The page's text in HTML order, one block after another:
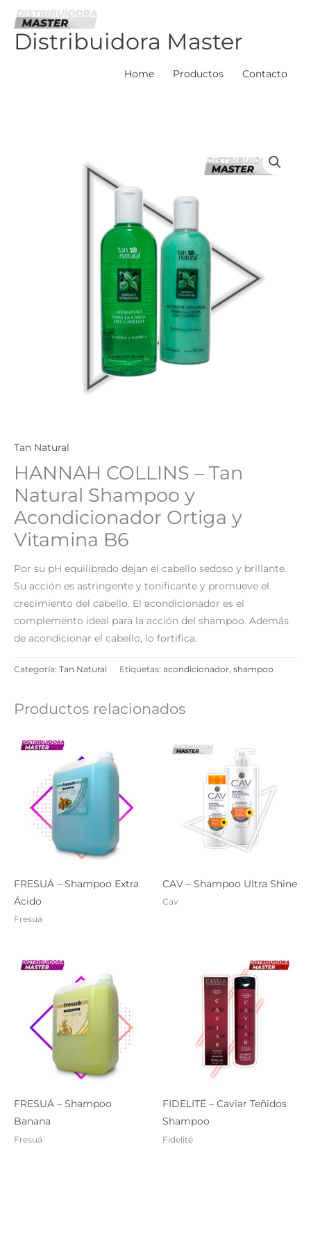
contenido
Distribuidora Master
Home Productos Contacto
Tan Natural
HANNAH COLLINS – Tan
Natural Shampoo y
Acondicionador Ortiga y
Vitamina B6
Por su pH equilibrado dejan el cabello sedoso y brillante.
Su acción es astringente y tonificante y promueve el
crecimiento del cabello. El acondicionador es el
complemento ideal para la acción del shampoo. Además
de acondicionar el cabello, lo fortifica.
Categoría: Tan Natural Etiquetas: acondicionador, shampoo
Productos relacionados
FRESUÁ – Shampoo Extra
Ácido
Fresuá
CAV – Shampoo Ultra Shine
Cav
FRESUÁ – Shampoo
Banana
Fresuá
FIDELITÉ – Caviar Teñidos
Shampoo
Fidelité